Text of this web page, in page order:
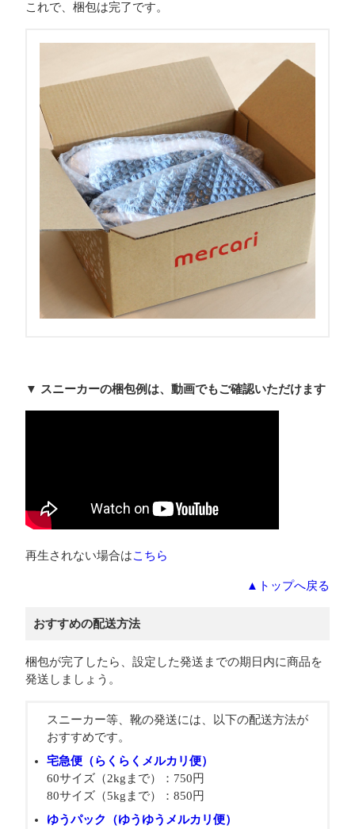
これで、梱包は完了です。
▼ スニーカーの梱包例は、動画でもご確認いただけます
再生されない場合はこちら
▲トップへ戻る
おすすめの配送方法
梱包が完了したら、設定した発送までの期日内に商品を
発送しましょう。
スニーカー等、靴の発送には、以下の配送方法が
おすすめです。
宅急便（らくらくメルカリ便）
60サイズ（2kgまで）：750円
80サイズ（5kgまで）：850円
ゆうパック（ゆうゆうメルカリ便）